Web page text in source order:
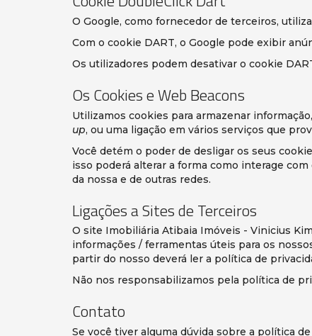
O Google, como fornecedor de terceiros,
Com o cookie DART, o Google pode exibir
Os utilizadores podem desativar o cookie
Os Cookies e Web Beacons
Utilizamos cookies para armazenar
up, ou uma ligação em vários serviços que
Você detém o poder de desligar os seus
isso poderá alterar a forma como interage
da nossa e de outras redes.
Ligações a Sites de Terceiros
O site Imobiliária Atibaia Imóveis - Vinicius
informações / ferramentas úteis para os
partir do nosso deverá ler a política de
Não nos responsabilizamos pela política de
Contato
Se você tiver alguma dúvida sobre a política